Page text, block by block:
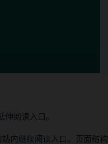
阅读入口。
内继续阅读入口。页面结构